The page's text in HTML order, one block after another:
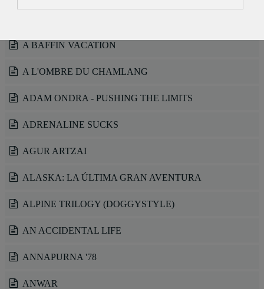
A BAFFIN VACATION
A L'OMBRE DU CHAMLANG
ADAM ONDRA - PUSHING THE LIMITS
ADRENALINE SUCKS
AGUR ARTZAI
ALASKA: LA ÚLTIMA GRAN AVENTURA
ALPINE TRILOGY (DOGGYSTYLE)
AN ACCIDENTAL LIFE
ANNAPURNA '78
ANWAR